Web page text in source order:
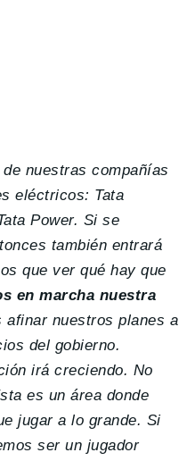
nuestras compañías
eléctricos: Tata
Power. Si se
también entrará
que ver qué hay que
en marcha nuestra
afinar nuestros planes a
del gobierno.
irá creciendo. No
es un área donde
jugar a lo grande. Si
ser un jugador